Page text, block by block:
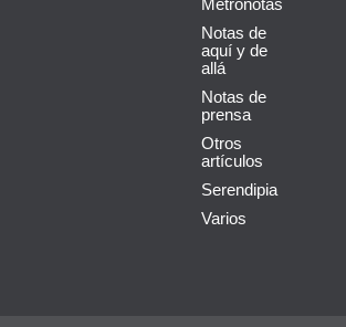
Metronotas
Notas de
aquí y de
allá
Notas de
prensa
Otros
artículos
Serendipia
Varios